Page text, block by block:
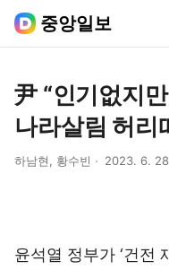
중앙일보
尹 “인기없지
나라살림 허리
하남현, 황수빈 2023. 6.
윤석열 정부가 ‘건전